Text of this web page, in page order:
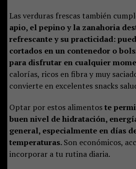
Las verduras frescas también
apio, el pepino y la zanahoria
refrescante y su practicidad:
cortados en un contenedor o
para disfrutar en cualquier
calorías, ricos en fibra y muy
convierte en excelentes snacks
Optar por estos alimentoste
buen nivel de hidratación,
general, especialmente en días
temperaturas.Son económicos,
incorporar a tu rutina diaria.